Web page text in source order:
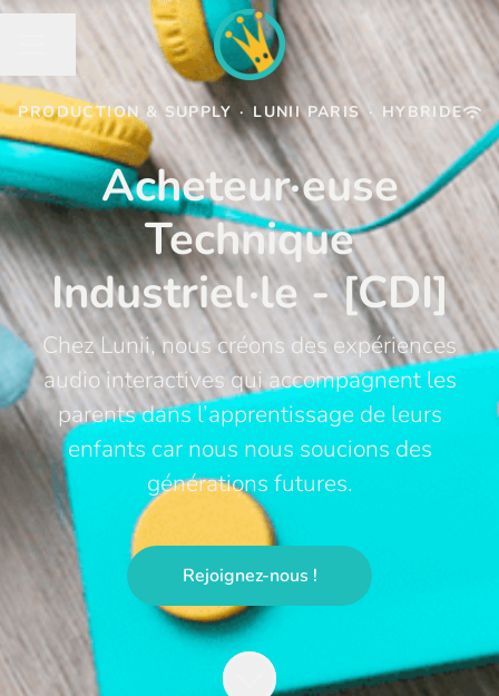
MENU CARRIÈRE
Partager la page
PRODUCTION & SUPPLY · LUNII PARIS · HYBRIDE
Acheteur·euse
Technique
Industriel·le - [CDI]
Chez Lunii, nous créons des expériences
audio interactives qui accompagnent les
parents dans l’apprentissage de leurs
enfants car nous nous soucions des
générations futures.
Rejoignez-nous !